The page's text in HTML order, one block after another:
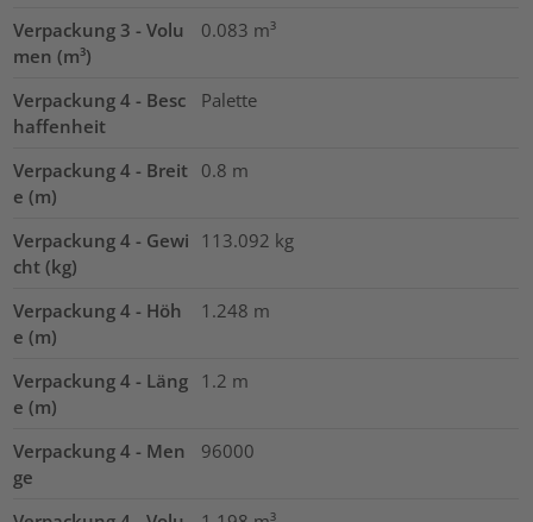
Verpackung 3 - Volu
men (m³)
0.083 m³
Verpackung 4 - Besc
haffenheit
Palette
Verpackung 4 - Breit
e (m)
0.8 m
Verpackung 4 - Gewi
cht (kg)
113.092 kg
Verpackung 4 - Höh
e (m)
1.248 m
Verpackung 4 - Läng
e (m)
1.2 m
Verpackung 4 - Men
ge
96000